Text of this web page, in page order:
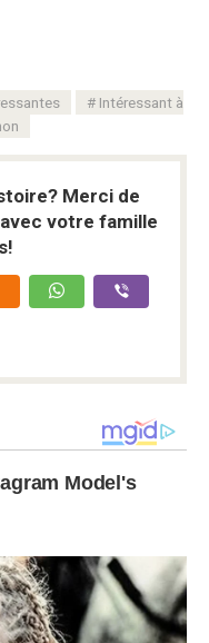
Intéressant à
Merci de
votre famille